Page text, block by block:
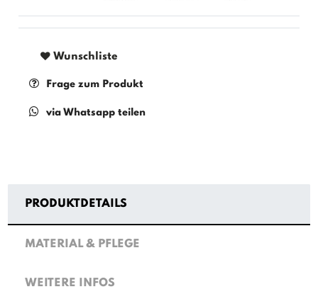
Wunschliste
Frage zum Produkt
via Whatsapp teilen
PRODUKTDETAILS
MATERIAL & PFLEGE
WEITERE INFOS